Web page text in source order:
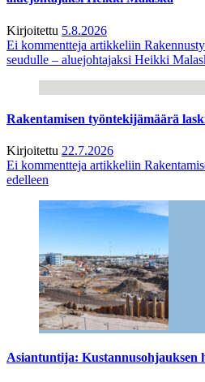
Kirjoitettu 5.8.2026
Ei kommentteja artikkeliin
seudulle – aluejohtajaksi Heikki
Rakentamisen työntekijämäärä
Kirjoitettu 22.7.2026
Ei kommentteja artikkeliin
edelleen
Asiantuntija: Kustannusohjauksen